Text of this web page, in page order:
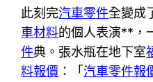
此刻完汽車零件全變成
車材料的個人表演**，
件典。張水瓶在地下室
料報價 ：「汽車零件報